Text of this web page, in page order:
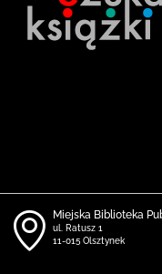
Miejska Biblioteka
ul. Ratusz 1
11-015 Olsztynek